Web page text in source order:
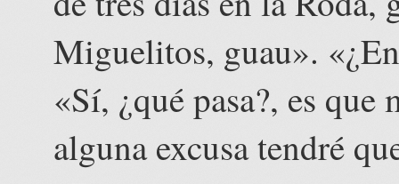
Miguelitos, guau».
«Sí, ¿qué pasa?, es que
alguna excusa tendré